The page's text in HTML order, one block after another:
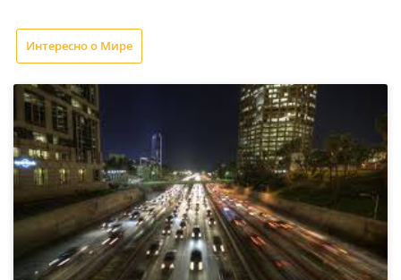
Интересно о Мире